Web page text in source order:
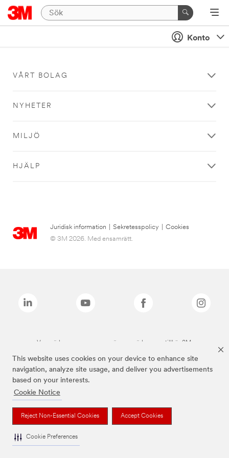
This website uses cookies on your device to enhance site
navigation, analyze site usage, and deliver you advertisements
based on your interests.
Cookie Notice
Reject Non-Essential Cookies Accept Cookies
Cookie Preferences
Konto
VÅRT BOLAG
NYHETER
MILJÖ
HJÄLP
Juridisk information Sekretesspolicy
Cookies
© 3M 2026. Med ensamrätt.
Varumärken som anges ovan är varumärken som tillhör 3M.